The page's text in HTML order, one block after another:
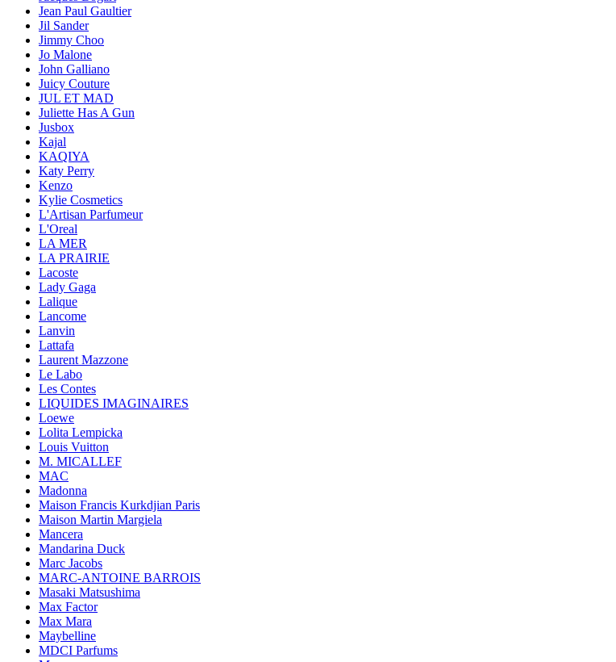
Jean Paul Gaultier
Jil Sander
Jimmy Choo
Jo Malone
John Galliano
Juicy Couture
JUL ET MAD
Juliette Has A Gun
Jusbox
Kajal
KAQIYA
Katy Perry
Kenzo
Kylie Cosmetics
L'Artisan Parfumeur
L'Oreal
LA MER
LA PRAIRIE
Lacoste
Lady Gaga
Lalique
Lancome
Lanvin
Lattafa
Laurent Mazzone
Le Labo
Les Contes
LIQUIDES IMAGINAIRES
Loewe
Lolita Lempicka
Louis Vuitton
M. MICALLEF
MAC
Madonna
Maison Francis Kurkdjian Paris
Maison Martin Margiela
Mancera
Mandarina Duck
Marc Jacobs
MARC-ANTOINE BARROIS
Masaki Matsushima
Max Factor
Max Mara
Maybelline
MDCI Parfums